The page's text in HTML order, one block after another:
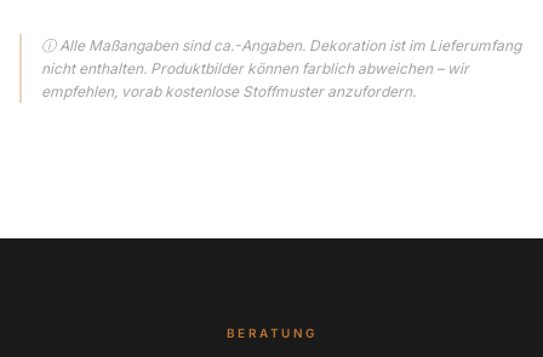
ⓘ Alle Maßangaben sind ca.-Angaben. Dekoration ist im Lieferumfang
nicht enthalten. Produktbilder können farblich abweichen – wir
empfehlen, vorab kostenlose Stoffmuster anzufordern.
BERATUNG